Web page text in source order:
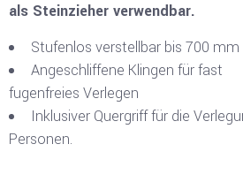
als Steinzieher verwendbar.
Stufenlos verstellbar bis 700 mm
Angeschliffene
fugenfreies Verlegen
Inklusiver Quergriff für
Personen.